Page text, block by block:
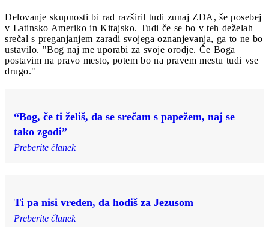
Delovanje skupnosti bi rad razširil tudi zunaj ZDA, še posebej
v Latinsko Ameriko in Kitajsko. Tudi če se bo v teh deželah
srečal s preganjanjem zaradi svojega oznanjevanja, ga to ne bo
ustavilo. "Bog naj me uporabi za svoje orodje. Če Boga
postavim na pravo mesto, potem bo na pravem mestu tudi vse
drugo."
“Bog, če ti želiš, da se srečam s papežem, naj se
tako zgodi”
Preberite članek
Ti pa nisi vreden, da hodiš za Jezusom
Preberite članek